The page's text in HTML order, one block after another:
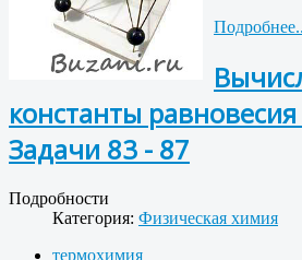
константы
Задачи 83 - 87
Подробности
Категория: Физическая химия
термохимия